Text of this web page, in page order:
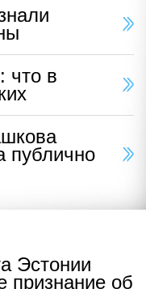
что в
публично
Эстонии
признание об